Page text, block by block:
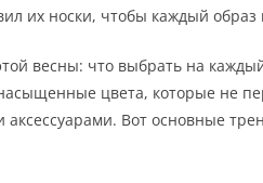
их носки, чтобы каждый образ
весны: что выбрать на
цвета, которые не
Вот основные